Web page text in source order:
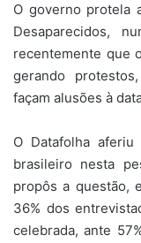
O governo protela
Desaparecidos,
recentemente que
gerando
façam alusões à
O Datafolha
brasileiro nesta
propôs a questão,
36% dos
celebrada, ante